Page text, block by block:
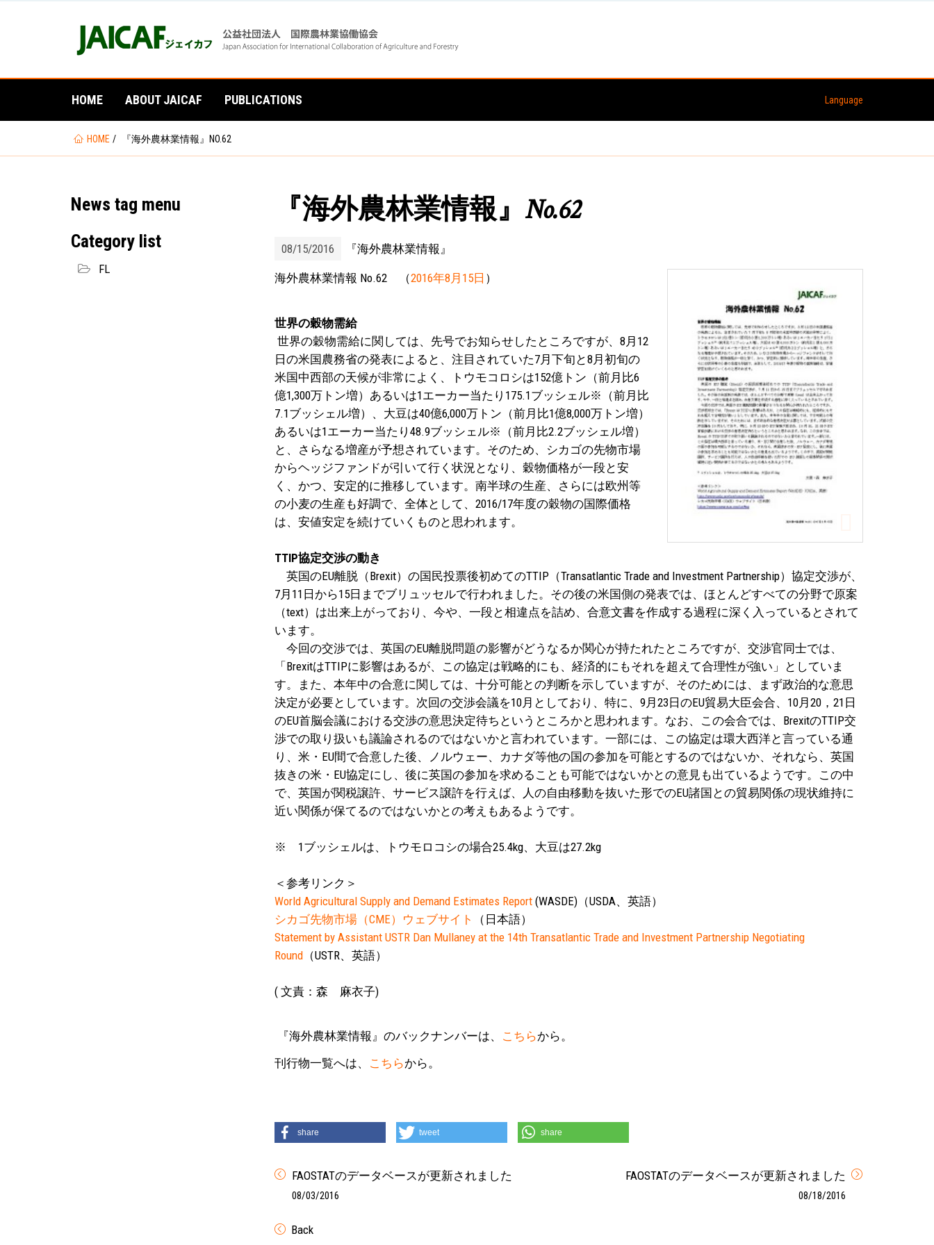
Language
HOME ABOUT JAICAF PUBLICATIONS
HOME 『海外農林業情報』NO.62
News tag menu
Category list
FL
『海外農林業情報』No.62
08/15/2016 『海外農林業情報』
海外農林業情報 No.62 （2016年8月15日 ）
世界の穀物需給
世界の穀物需給に関しては、先号でお知らせしたところですが、8月12
日の米国農務省の発表によると、注目されていた7月下旬と8月初旬の
米国中西部の天候が非常によく、トウモコロシは152億トン（前月比6
億1,300万トン増）あるいは1エーカー当たり175.1ブッシェル※（前月比
7.1ブッシェル増）、大豆は40億6,000万トン（前月比1億8,000万トン増）
あるいは1エーカー当たり48.9ブッシェル※（前月比2.2ブッシェル増）
と、さらなる増産が予想されています。そのため、シカゴの先物市場
からヘッジファンドが引いて行く状況となり、穀物価格が一段と安
く、かつ、安定的に推移しています。南半球の生産、さらには欧州等
の小麦の生産も好調で、全体として、2016/17年度の穀物の国際価格
は、安値安定を続けていくものと思われます。
TTIP協定交渉の動き
英国のEU離脱（Brexit）の国民投票後初めてのTTIP（Transatlantic Trade and Investment Partnership）協定交渉が、
7月11日から15日までブリュッセルで行われました。その後の米国側の発表では、ほとんどすべての分野で原案
（text）は出来上がっており、今や、一段と相違点を詰め、合意文書を作成する過程に深く入っているとされて
います。
今回の交渉では、英国のEU離脱問題の影響がどうなるか関心が持たれたところですが、交渉官同士では、
「BrexitはTTIPに影響はあるが、この協定は戦略的にも、経済的にもそれを超えて合理性が強い」としていま
す。また、本年中の合意に関しては、十分可能との判断を示していますが、そのためには、まず政治的な意思
決定が必要としています。次回の交渉会議を10月としており、特に、9月23日のEU貿易大臣会合、10月20，21日
のEU首脳会議における交渉の意思決定待ちというところかと思われます。なお、この会合では、BrexitのTTIP交
渉での取り扱いも議論されるのではないかと言われています。一部には、この協定は環大西洋と言っている通
り、米・EU間で合意した後、ノルウェー、カナダ等他の国の参加を可能とするのではないか、それなら、英国
抜きの米・EU協定にし、後に英国の参加を求めることも可能ではないかとの意見も出ているようです。この中
で、英国が関税譲許、サービス譲許を行えば、人の自由移動を抜いた形でのEU諸国との貿易関係の現状維持に
近い関係が保てるのではないかとの考えもあるようです。
※ 1ブッシェルは、トウモロコシの場合25.4kg、大豆は27.2kg
＜参考リンク＞
World Agricultural Supply and Demand Estimates Report(WASDE)（USDA、英語）
シカゴ先物市場（CME）ウェブサイト
（日本語）
Statement by Assistant USTR Dan Mullaney at the 14th Transatlantic Trade and Investment Partnership Negotiating
Round（USTR、英語）
( 文責：森 麻衣子)
『海外農林業情報』のバックナンバーは、 こちらから。
刊行物一覧へは、
こちらから。
share tweet share
FAOSTATのデータベースが更新されました
08/03/2016
FAOSTATのデータベースが更新されました
08/18/2016
Back